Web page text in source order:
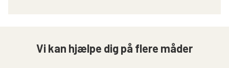
Vi kan hjælpe dig på flere måder